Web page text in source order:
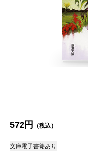
572円 （税込）
文庫電子書籍あり